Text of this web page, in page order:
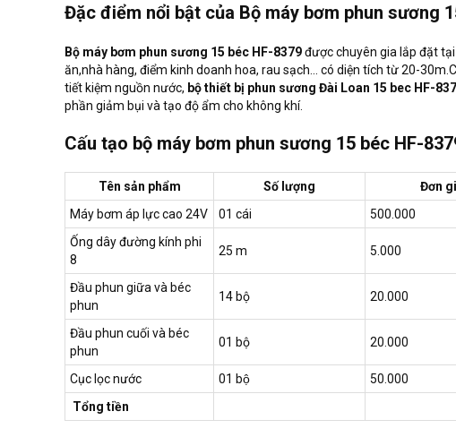
Đặc điểm nổi bật của Bộ máy bơm phun sương
Bộ máy bơm phun sương 15 béc HF-8379được chuyên gia lắp đặt
ăn,nhà hàng, điểm kinh doanh hoa, rau sạch... có diện tích từ 20-
tiết kiệm nguồn nước, bộ thiết bị phun sương Đài Loan 15 bec HF-
phần giảm bụi và tạo độ ẩm cho không khí.
Cấu tạo bộ máy bơm phun sương 15 béc HF-
Tên sản phẩm Số lượng Đơn
Máy bơm áp lực cao 24V
01 cái 500.000
Ống dây đường kính phi
8
25 m 5.000
Đầu phun giữa và béc
phun
14 bộ 20.000
Đầu phun cuối và béc
phun
01 bộ 20.000
Cục lọc nước 01 bộ 50.000
Tổng tiền